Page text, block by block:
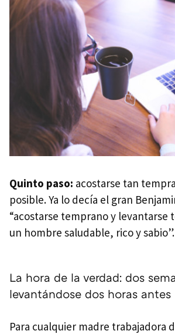
Quinto paso: acostarse tan
posible. Ya lo decía el gran
“acostarse temprano y levantarse
un hombre saludable, rico y sabio”.
La hora de la verdad: dos
levantándose dos horas antes
Para cualquier madre trabajadora